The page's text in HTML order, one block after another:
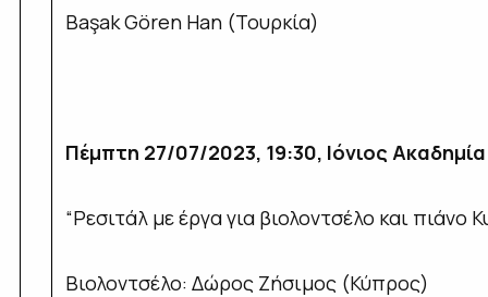
Başak Gören Han (Τουρκία)
Πέμπτη 27/07/2023, 19:30, Ιόνιος Ακαδημία
“Ρεσιτάλ με έργα για βιολοντσέλο και πιάνο
Βιολοντσέλο: Δώρος Ζήσιμος (Κύπρος)